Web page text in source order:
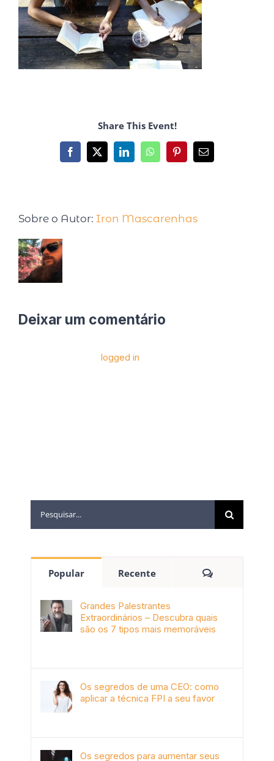
Share This Event!
Sobre o Autor: Iron Mascarenhas
Deixar um comentário
logged in
Popular Recente
Grandes Palestrantes
Extraordinários – Descubra quais
são os 7 tipos mais memoráveis
Os segredos de uma CEO: como
aplicar a técnica FPI a seu favor
Os segredos para aumentar seus